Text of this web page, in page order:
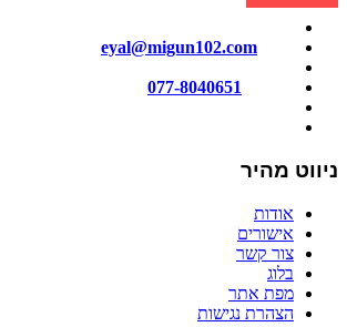
eyal@migun102.com
077-8040651
ניווט מהיר
אודות
אישורים
צור קשר
בלוג
מפת אתר
הצהרת נגישות